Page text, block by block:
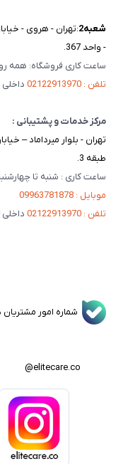
شعبه‌2 :تهران - هروی -
- واحد 367.
ساعت کاری فروشگاه: همه روزه / 10 صبح
تلفن : 02122913970
داخلی 502
مرکز خدمات و پشتیبانی :
طبقه 3.
ساعت کاری : شنبه تا چهارشنبه ٫ 10 صبح الی 5
موبایل : 09963781878
تلفن : 02122913970
داخلی 219 و 217 - داخلی مستقیم بخش فنی 201
شماره امور مشتریان در